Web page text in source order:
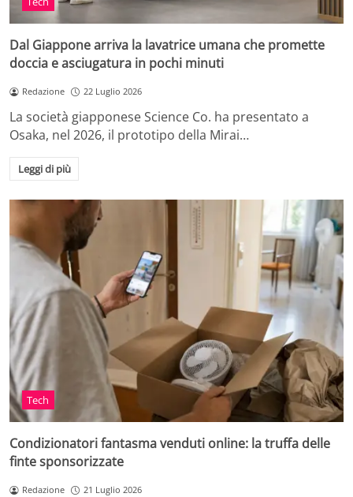
Dal Giappone arriva la lavatrice umana che promette
doccia e asciugatura in pochi minuti
Redazione 22 Luglio 2026
La società giapponese Science Co. ha presentato a
Osaka, nel 2026, il prototipo della Mirai…
Leggi di più
Tech
Condizionatori fantasma venduti online: la truffa delle
finte sponsorizzate
Redazione 21 Luglio 2026